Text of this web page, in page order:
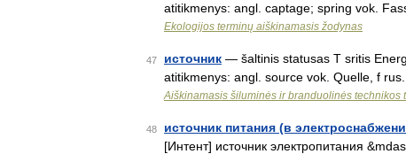
atitikmenys: angl. captage; spring vok.
Ekologijos terminų aiškinamasis žodynas
47 источник — šaltinis statusas T sritis
atitikmenys: angl. source vok. Quelle, f
Aiškinamasis šiluminės ir branduolinės technikos
48 источник питания (в
[Интент] источник электропитания